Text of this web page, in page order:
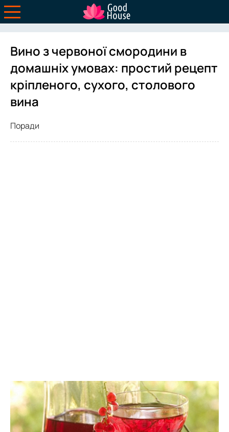
Вино з червоної смородини в
домашніх умовах: простий рецепт
кріпленого, сухого, столового
вина
Поради